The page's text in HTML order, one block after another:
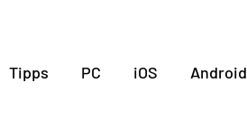
Tipps PC iOS Android